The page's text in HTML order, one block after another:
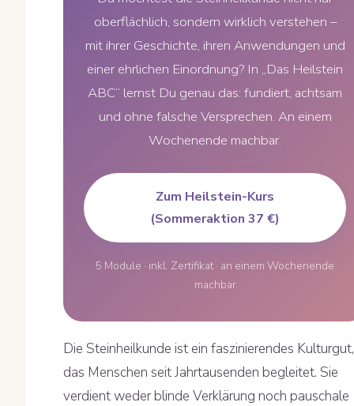
oberflächlich, sondern wirklich verstehen –
mit ihrer Geschichte, ihren Anwendungen und
einer ehrlichen Einordnung? In „Das Heilstein
ABC“ lernst Du genau das: fundiert, achtsam
und ohne falsche Versprechen. An einem
Wochenende machbar.
Zum Heilstein-Kurs
(Sommeraktion 37 €)
5 Module · inkl. Zertifikat · an einem Wochenende
machbar
Die Steinheilkunde ist ein faszinierendes Kulturgut,
das Menschen seit Jahrtausenden begleitet. Sie
verdient weder blinde Verklärung noch pauschale